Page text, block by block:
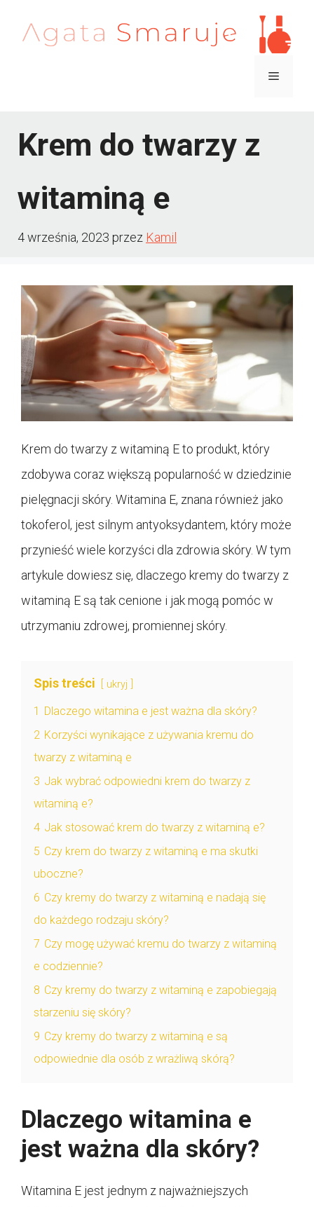
Menu
Krem do twarzy z
witaminą e
4 września, 2023 przez Kamil
Krem do twarzy z witaminą E to produkt, który
zdobywa coraz większą popularność w dziedzinie
pielęgnacji skóry. Witamina E, znana również jako
tokoferol, jest silnym antyoksydantem, który może
przynieść wiele korzyści dla zdrowia skóry. W tym
artykule dowiesz się, dlaczego kremy do twarzy z
witaminą E są tak cenione i jak mogą pomóc w
utrzymaniu zdrowej, promiennej skóry.
Spis treści ukryj
1 Dlaczego witamina e jest ważna dla skóry?
2 Korzyści wynikające z używania kremu do
twarzy z witaminą e
3 Jak wybrać odpowiedni krem do twarzy z
witaminą e?
4 Jak stosować krem do twarzy z witaminą e?
5 Czy krem do twarzy z witaminą e ma skutki
uboczne?
6 Czy kremy do twarzy z witaminą e nadają się
do każdego rodzaju skóry?
7 Czy mogę używać kremu do twarzy z witaminą
e codziennie?
8 Czy kremy do twarzy z witaminą e zapobiegają
starzeniu się skóry?
9 Czy kremy do twarzy z witaminą e są
odpowiednie dla osób z wrażliwą skórą?
Dlaczego witamina e
jest ważna dla skóry?
Witamina E jest jednym z najważniejszych